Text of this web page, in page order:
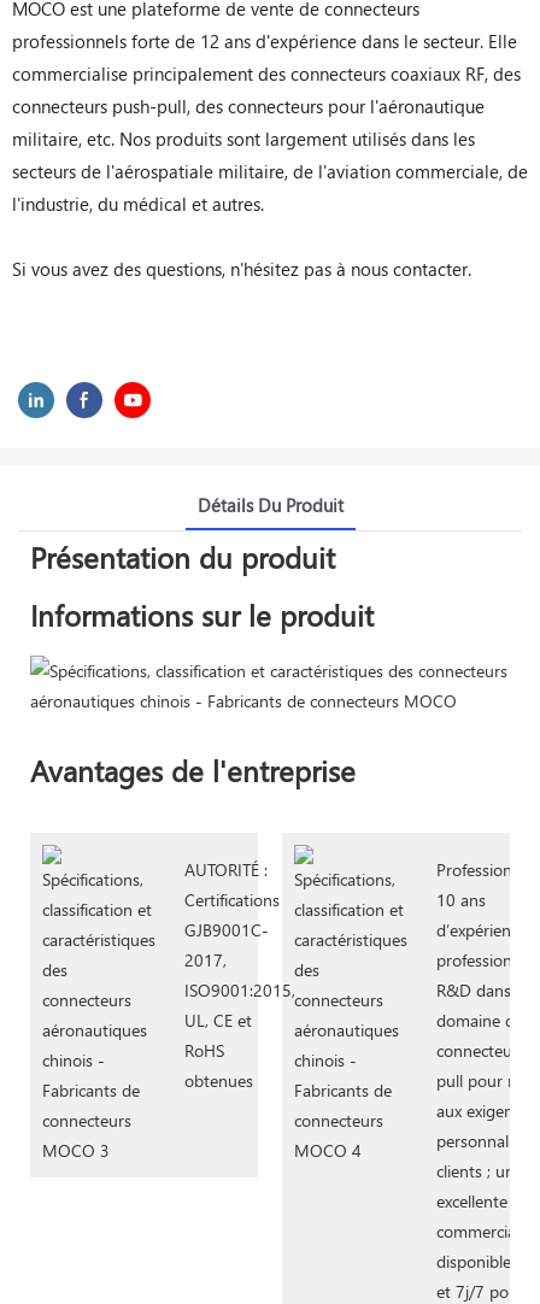
MOCO est une plateforme de vente de connecteurs
professionnels forte de 12 ans d'expérience dans le secteur. Elle
commercialise principalement des connecteurs coaxiaux RF, des
connecteurs push-pull, des connecteurs pour l'aéronautique
militaire, etc. Nos produits sont largement utilisés dans les
secteurs de l'aérospatiale militaire, de l'aviation commerciale, de
l'industrie, du médical et autres.
Si vous avez des questions, n'hésitez pas à nous contacter.
Détails Du Produit
Présentation du produit
Informations sur le produit
Avantages de l'entreprise
AUTORITÉ :
Certifications
GJB9001C-
2017,
ISO9001:2015,
UL, CE et
RoHS
obtenues
10 ans
d’expérience
R&D dans le
domaine des
connecteurs
pull pour
aux exigences
clients ; une
excellente
commerciale,
disponible
et 7j/7 pour